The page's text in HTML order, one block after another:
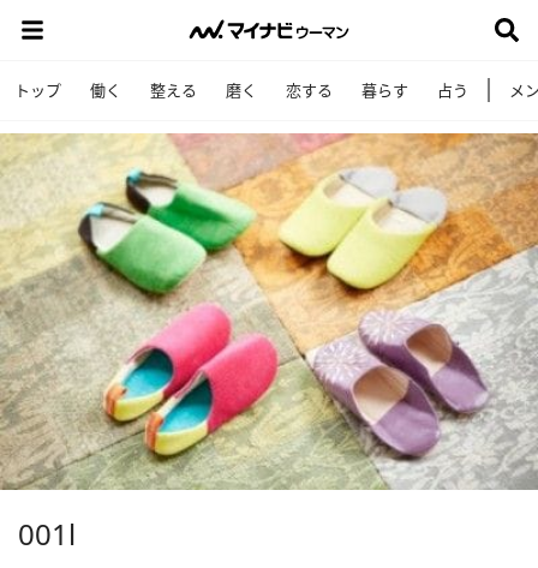
トップ 働く 整える 磨く 恋する 暮らす 占う メ
001l